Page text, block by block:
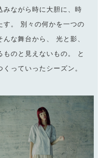
ながら時に大胆に、時
す。 別々の何かを一つの
な舞台から、 光と影、
のと見えないもの。 と
っていったシーズン。